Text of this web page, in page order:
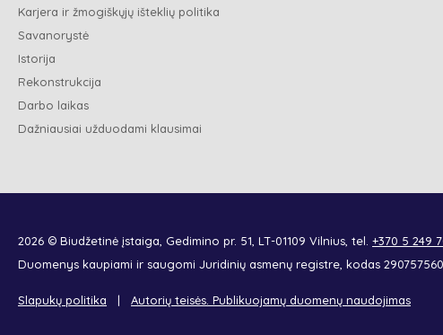
Karjera ir žmogiškųjų išteklių politika
Savanorystė
Istorija
Rekonstrukcija
Darbo laikas
Dažniausiai užduodami klausimai
2026 © Biudžetinė įstaiga, Gedimino pr. 51, LT-01109 Vilnius, tel. +370 5 249
Duomenys kaupiami ir saugomi Juridinių asmenų registre, kodas
Slapukų politika Autorių teisės. Publikuojamų duomenų naudojimas